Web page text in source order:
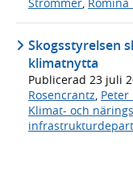
Skogsstyrelsen
klimatnytta
Publicerad 23 juli
Rosencrantz
Klimat- och